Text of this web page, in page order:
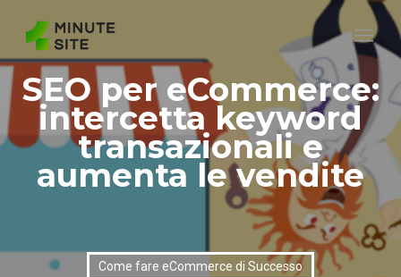
SEO per eCommerce:
intercetta keyword
transazionali e
aumenta le vendite
Come fare eCommerce di Successo